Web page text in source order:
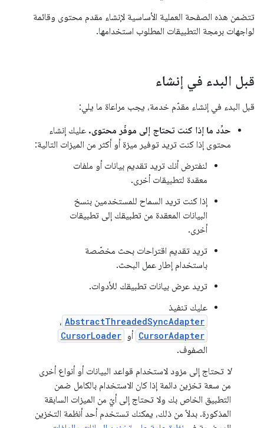
تتضمن هذه الصفحة العملية الأساسية لإنشاء مقدم محتوى وقائمة
لواجهات برمجة التطبيقات المطلوب استخدامها.
قبل البدء في إنشاء
قبل البدء في إنشاء مقدّم خدمة، يجب مراعاة ما يلي:
حدِّد ما إذا كنت تحتاج إلى موفّر محتوى. عليك إنشاء
محتوى إذا كنت تريد توفير ميزة أو أكثر من الميزات التالية:
لنفترض أنك تريد تقديم بيانات أو ملفات
معقدة لتطبيقات أخرى.
إذا كنت تريد السماح للمستخدمين بنسخ
البيانات المعقدة من تطبيقك إلى تطبيقات
أخرى.
تريد تقديم اقتراحات بحث مخصّصة
باستخدام إطار عمل البحث.
تريد عرض بيانات تطبيقك للأدوات.
عليك تنفيذ
AbstractThreadedSyncAdapter ،
CursorAdapter أو CursorLoader
الصفوف.
لا تحتاج إلى مزود لاستخدام قواعد البيانات أو أنواع أخرى
من سعة تخزين دائمة إذا كان الاستخدام بالكامل ضمن
التطبيق الخاص بك ولا تحتاج إلى أيّ من الميزات السابقة
المذكورة. بدلاً من ذلك، يمكنك تستخدم أحد أنظمة التخزين